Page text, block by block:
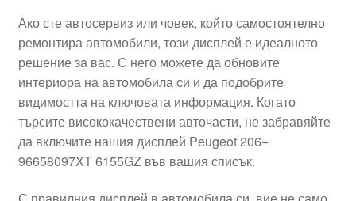
Плащанията
Политика за поверителност
Правила и условия
Процедура за рекламации
Ако сте автосервиз или човек, който самостоятелно
ремонтира автомобили, този дисплей е идеалното
решение за вас. С него можете да обновите
интериора на автомобила си и да подобрите
видимостта на ключовата информация. Когато
търсите висококачествени авточасти, не забравяйте
да включите нашия дисплей Peugeot 206+
96658097XT 6155GZ във вашия списък.